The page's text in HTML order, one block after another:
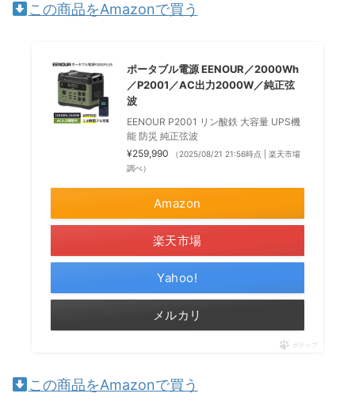
この商品をAmazonで買う
ポータブル電源 EENOUR／2000Wh
／P2001／AC出力2000W／純正弦
波
EENOUR P2001 リン酸鉄 大容量 UPS機
能 防災 純正弦波
¥259,990
（2025/08/21 21:56時点 | 楽天市場
調べ）
Amazon
楽天市場
Yahoo!
メルカリ
ポチップ
この商品をAmazonで買う